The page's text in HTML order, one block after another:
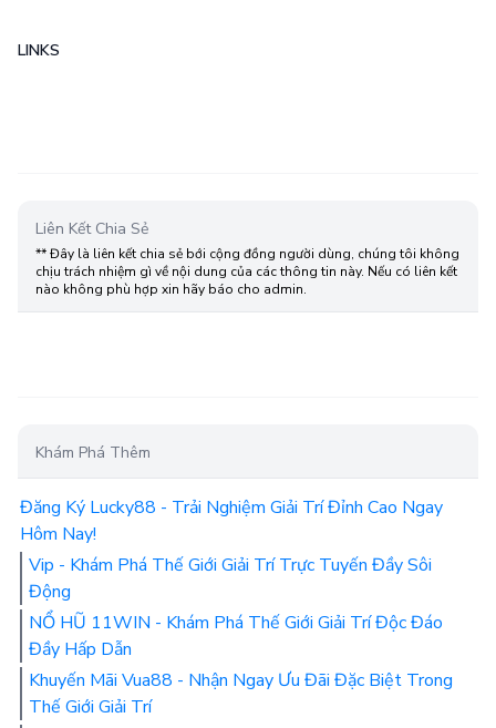
LINKS
Liên Kết Chia Sẻ
** Đây là liên kết chia sẻ bới cộng đồng người dùng, chúng tôi không
chịu trách nhiệm gì về nội dung của các thông tin này. Nếu có liên kết
nào không phù hợp xin hãy báo cho admin.
Khám Phá Thêm
Đăng Ký Lucky88 - Trải Nghiệm Giải Trí Đỉnh Cao Ngay
Hôm Nay!
Vip - Khám Phá Thế Giới Giải Trí Trực Tuyến Đầy Sôi
Động
NỔ HŨ 11WIN - Khám Phá Thế Giới Giải Trí Độc Đáo
Đầy Hấp Dẫn
Khuyến Mãi Vua88 - Nhận Ngay Ưu Đãi Đặc Biệt Trong
Thế Giới Giải Trí